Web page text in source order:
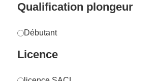
Qualification plongeur
plongeur
Débutant
Licence